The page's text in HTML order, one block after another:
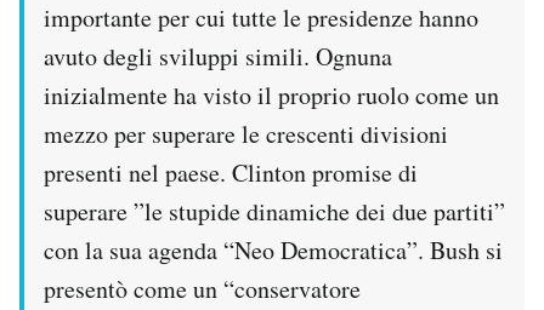
importante per cui tutte le presidenze hanno
avuto degli sviluppi simili. Ognuna
inizialmente ha visto il proprio ruolo come un
mezzo per superare le crescenti divisioni
presenti nel paese. Clinton promise di
superare ”le stupide dinamiche dei due partiti”
con la sua agenda “Neo Democratica”. Bush si
presentò come un “conservatore